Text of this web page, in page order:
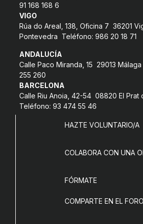
91 168 168 6
VIGO
Rúa do Areal, 138, Oficina 7 36201
Pontevedra Teléfono: 986 20 18 71
ANDALUCÍA
Calle Paco Miranda, 15 29013
255 260
BARCELONA
Calle Riu Anoia, 42-54 08820 El Prat
Teléfono: 93 474 55 46
HAZTE VOLUNTARIO/A
COLABORA CON UNA
FÓRMATE
COMPARTE EN EL FORO